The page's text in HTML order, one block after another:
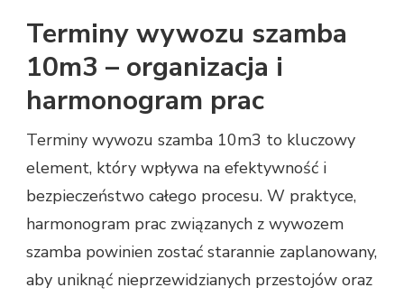
Terminy wywozu szamba
10m3 – organizacja i
harmonogram prac
Terminy wywozu szamba 10m3 to kluczowy
element, który wpływa na efektywność i
bezpieczeństwo całego procesu. W praktyce,
harmonogram prac związanych z wywozem
szamba powinien zostać starannie zaplanowany,
aby uniknąć nieprzewidzianych przestojów oraz